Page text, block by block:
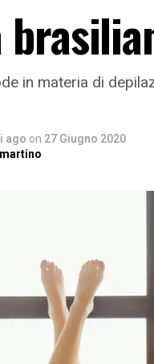
in materia di
ago on 27 Giugno 2020